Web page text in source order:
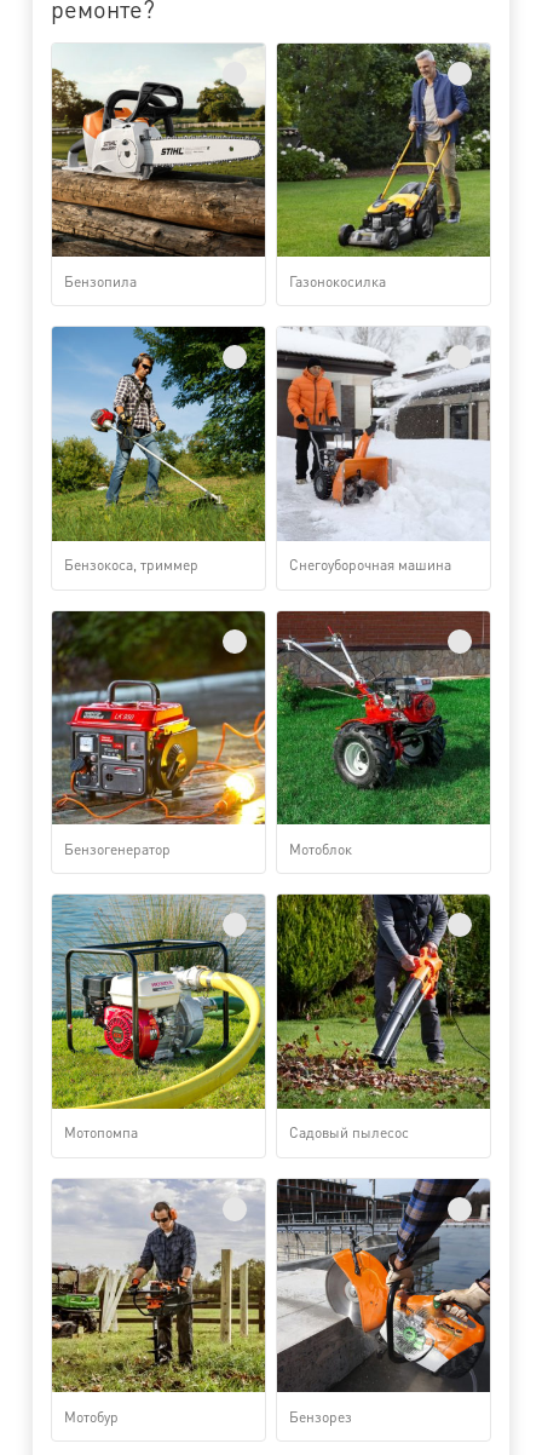
ремонте?
Бензопила Газонокосилка
Бензокоса, триммер Снегоуборочная машина
Бензогенератор Мотоблок
Мотопомпа Садовый пылесос
Мотобур Бензорез